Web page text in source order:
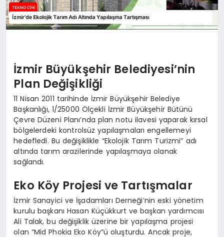
İzmir Büyükşehir Belediyesi’nin
Plan Değişikliği
11 Nisan 2011 tarihinde İzmir Büyükşehir Belediye
Başkanlığı, 1/25000 Ölçekli İzmir Büyükşehir Bütünü
Çevre Düzeni Planı’nda plan notu ilavesi yaparak kırsal
bölgelerdeki kontrolsüz yapılaşmaları engellemeyi
hedefledi. Bu değişiklikle “Ekolojik Tarım Turizmi” adı
altında tarım arazilerinde yapılaşmaya olanak
sağlandı.
Eko Köy Projesi ve Tartışmalar
İzmir Sanayici ve İşadamları Derneği’nin eski yönetim
kurulu başkanı Hasan Küçükkurt ve başkan yardımcısı
Ali Talak, bu değişiklik üzerine bir yapılaşma projesi
olan “Mid Phokia Eko Köy”ü oluşturdu. Ancak proje,